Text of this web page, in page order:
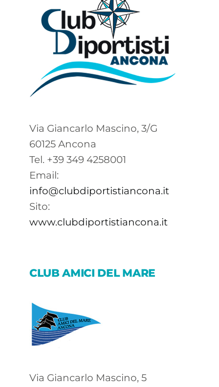
Via Giancarlo Mascino, 3/G
60125 Ancona
Tel. +39 349 4258001
Email:
info@clubdiportistiancona.it
Sito:
www.clubdiportistiancona.it
CLUB AMICI DEL MARE
Via Giancarlo Mascino, 5